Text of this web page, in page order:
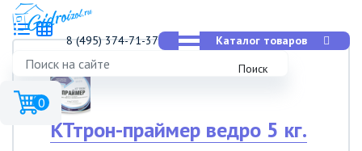
8 (495) 374-71-37
Каталог товаров
Поиск
0
КТтрон-праймер ведро 5 кг.